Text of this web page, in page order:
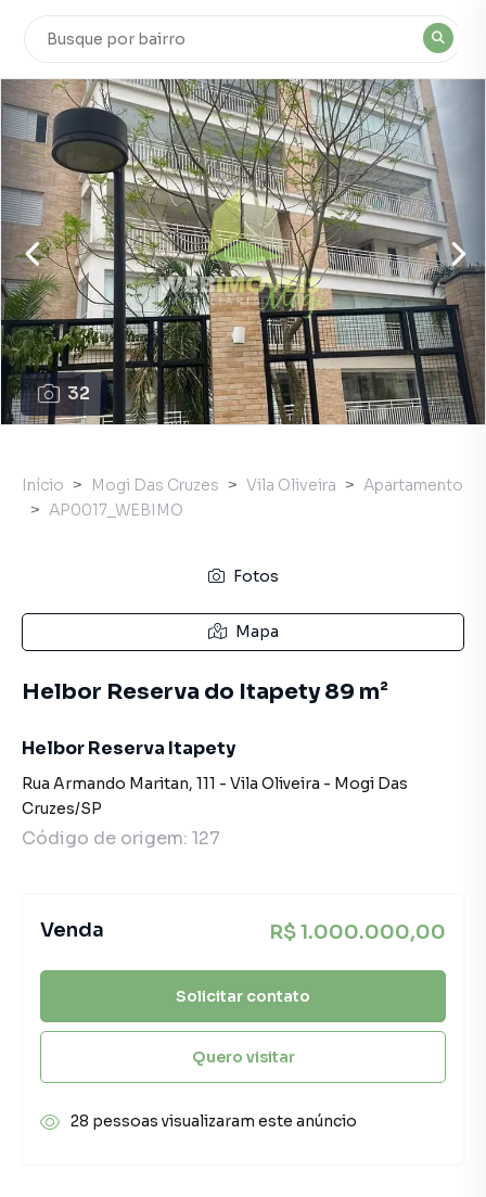
32
Início Mogi Das Cruzes Vila Oliveira
Apartamento
AP0017_WEBIMO
Fotos
Mapa
Helbor Reserva do Itapety 89 m²
Helbor Reserva Itapety
Rua Armando Maritan, 111 - Vila Oliveira - Mogi Das
Cruzes/SP
Código de origem: 127
Venda R$ 1.000.000,00
Solicitar contato
Quero visitar
28 pessoas visualizaram este anúncio